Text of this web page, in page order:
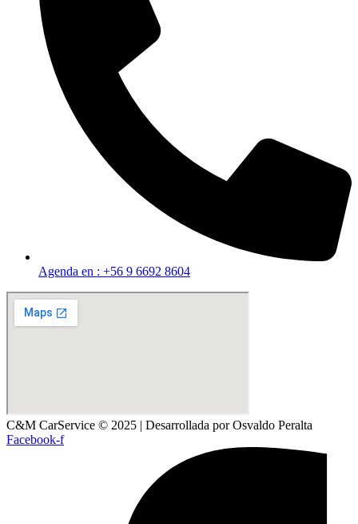
Agenda en : +56 9 6692 8604
C&M CarService © 2025 | Desarrollada por Osvaldo Peralta
Facebook-f